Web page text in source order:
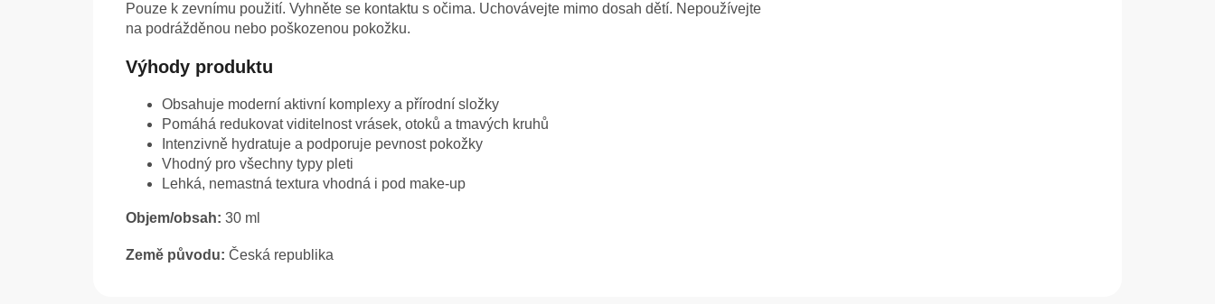
Pouze k zevnímu použití. Vyhněte se kontaktu s očima. Uchovávejte mimo dosah dětí. Nepoužívejte
na podrážděnou nebo poškozenou pokožku.
Výhody produktu
Obsahuje moderní aktivní komplexy a přírodní složky
Pomáhá redukovat viditelnost vrásek, otoků a tmavých kruhů
Intenzivně hydratuje a podporuje pevnost pokožky
Vhodný pro všechny typy pleti
Lehká, nemastná textura vhodná i pod make-up
Objem/obsah: 30 ml
Země původu: Česká republika